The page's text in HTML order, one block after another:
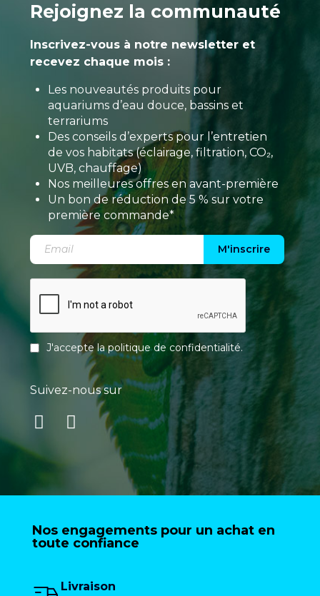
Rejoignez la communauté
Inscrivez-vous à notre newsletter et
recevez chaque mois :
Les nouveautés produits pour
aquariums d’eau douce, bassins et
terrariums
Des conseils d’experts pour l’entretien
de vos habitats (éclairage, filtration, CO₂,
UVB, chauffage)
Nos meilleures offres en avant-première
Un bon de réduction de 5 % sur votre
première commande*
M'inscrire
J'accepte lapolitique de confidentialité.
Suivez-nous sur
Nos engagements pour un achat en
toute confiance
Livraison